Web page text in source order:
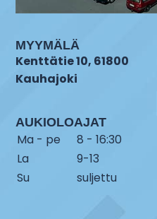
MYYMÄLÄ
Kenttätie 10, 61800
Kauhajoki
AUKIOLOAJAT
Ma - pe
8 - 16:30
La
9-13
Su
suljettu